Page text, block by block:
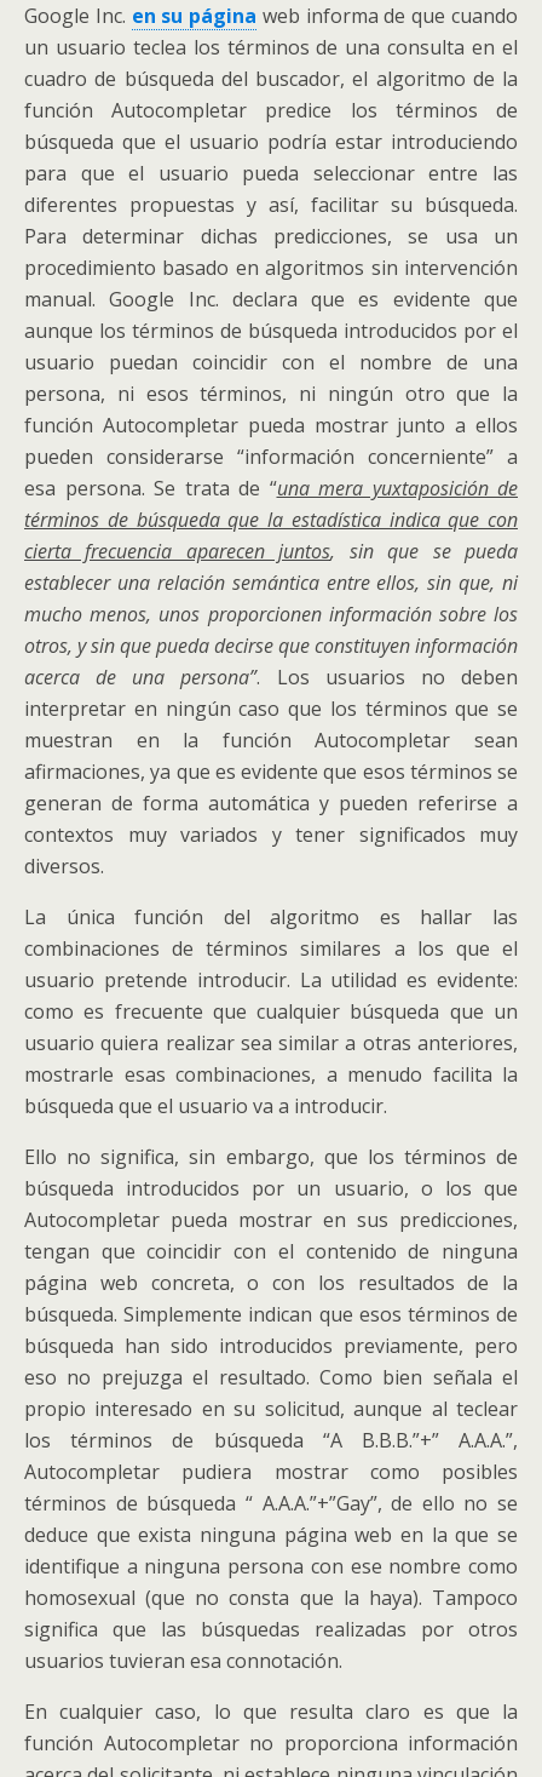
Google Inc. en su página web informa de que cuando
un usuario teclea los términos de una consulta en el
cuadro de búsqueda del buscador, el algoritmo de la
función Autocompletar predice los términos de
búsqueda que el usuario podría estar introduciendo
para que el usuario pueda seleccionar entre las
diferentes propuestas y así, facilitar su búsqueda.
Para determinar dichas predicciones, se usa un
procedimiento basado en algoritmos sin intervención
manual. Google Inc. declara que es evidente que
aunque los términos de búsqueda introducidos por el
usuario puedan coincidir con el nombre de una
persona, ni esos términos, ni ningún otro que la
función Autocompletar pueda mostrar junto a ellos
pueden considerarse “información concerniente” a
esa persona. Se trata de “una mera yuxtaposición de
términos de búsqueda que la estadística indica que con
cierta frecuencia aparecen juntos, sin que se pueda
establecer una relación semántica entre ellos, sin que, ni
mucho menos, unos proporcionen información sobre los
otros, y sin que pueda decirse que constituyen información
acerca de una persona”. Los usuarios no deben
interpretar en ningún caso que los términos que se
muestran en la función Autocompletar sean
afirmaciones, ya que es evidente que esos términos se
generan de forma automática y pueden referirse a
contextos muy variados y tener significados muy
diversos.
La única función del algoritmo es hallar las
combinaciones de términos similares a los que el
usuario pretende introducir. La utilidad es evidente:
como es frecuente que cualquier búsqueda que un
usuario quiera realizar sea similar a otras anteriores,
mostrarle esas combinaciones, a menudo facilita la
búsqueda que el usuario va a introducir.
Ello no significa, sin embargo, que los términos de
búsqueda introducidos por un usuario, o los que
Autocompletar pueda mostrar en sus predicciones,
tengan que coincidir con el contenido de ninguna
página web concreta, o con los resultados de la
búsqueda. Simplemente indican que esos términos de
búsqueda han sido introducidos previamente, pero
eso no prejuzga el resultado. Como bien señala el
propio interesado en su solicitud, aunque al teclear
los términos de búsqueda “A B.B.B.”+” A.A.A.”,
Autocompletar pudiera mostrar como posibles
términos de búsqueda “ A.A.A.”+”Gay”, de ello no se
deduce que exista ninguna página web en la que se
identifique a ninguna persona con ese nombre como
homosexual (que no consta que la haya). Tampoco
significa que las búsquedas realizadas por otros
usuarios tuvieran esa connotación.
En cualquier caso, lo que resulta claro es que la
función Autocompletar no proporciona información